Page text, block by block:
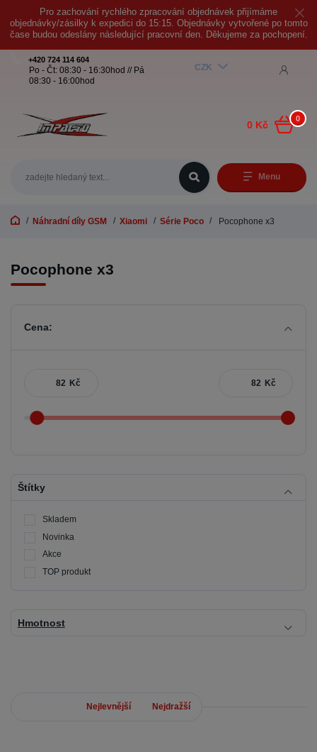
Pro zachování rychlého zpracování objednávek přijímáme
objednávky/zásilky k expedici do 15:15. Objednávky vytvořené po tomto
čase budou odeslány následující pracovní den. Děkujeme za pochopení.
Menu
CZK
+420 724 114 604
Po - Čt: 08:30 - 16:30hod // Pá
08:30 - 16:00hod
0
0 Kč
Náhradní díly GSM Xiaomi Série Poco Pocophone x3
Pocophone x3
Cena:
Kč Kč
Štítky
Skladem
Novinka
Akce
TOP produkt
Hmotnost
Nejlevnější Nejdražší